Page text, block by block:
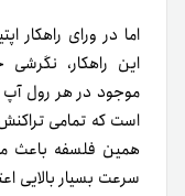
اما در ورای راهکار
این راهکار،
موجود در هر رول آپ
است که تمامی
همین فلسفه باعث
سرعت بسیار بالایی